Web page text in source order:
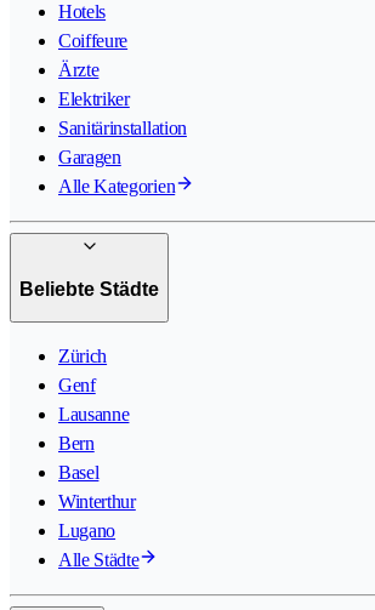
Hotels
Coiffeure
Ärzte
Elektriker
Sanitärinstallation
Garagen
Alle Kategorien
Beliebte Städte
Zürich
Genf
Lausanne
Bern
Basel
Winterthur
Lugano
Alle Städte